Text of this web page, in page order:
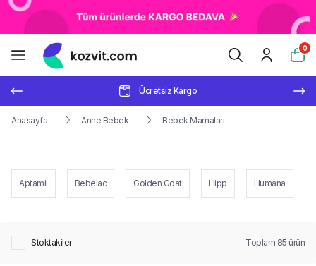
0
Ücretsiz Kargo
Anasayfa Anne Bebek Bebek Mamaları
Aptamil Bebelac Golden Goat Hipp Humana
Stoktakiler Toplam 85 ürün